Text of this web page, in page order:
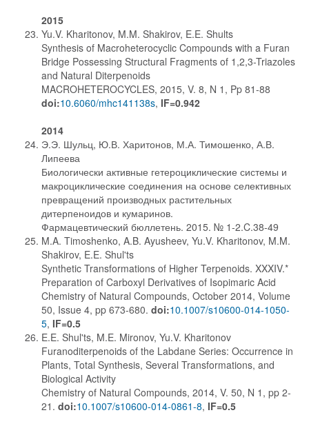
2015
Yu.V. Kharitonov, M.M. Shakirov, E.E. Shults
Synthesis of Macroheterocyclic Compounds with a Furan
Bridge Possessing Structural Fragments of 1,2,3-Triazoles
and Natural Diterpenoids
MACROHETEROCYCLES, 2015, V. 8, N 1, Pp 81-88
doi:10.6060/mhc141138s, IF=0.942
2014
Э.Э. Шульц, Ю.В. Харитонов, М.А. Тимошенко, А.В.
Липеева
Биологически активные гетероциклические системы и
макроциклические соединения на основе селективных
превращений производных растительных
дитерпеноидов и кумаринов.
Фармацевтический бюллетень. 2015. № 1-2.C.38-49
M.A. Timoshenko, A.B. Ayusheev, Yu.V. Kharitonov, M.M.
Shakirov, E.E. Shul'ts
Synthetic Transformations of Higher Terpenoids. XXXIV.*
Preparation of Carboxyl Derivatives of Isopimaric Acid
Chemistry of Natural Compounds, October 2014, Volume
50, Issue 4, pp 673-680. doi:10.1007/s10600-014-1050-
5, IF=0.5
E.E. Shul'ts, M.E. Mironov, Yu.V. Kharitonov
Furanoditerpenoids of the Labdane Series: Occurrence in
Plants, Total Synthesis, Several Transformations, and
Biological Activity
Chemistry of Natural Compounds, 2014, V. 50, N 1, pp 2-
21. doi:10.1007/s10600-014-0861-8, IF=0.5